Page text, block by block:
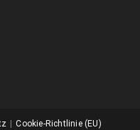
Cookie-Richtlinie (EU)